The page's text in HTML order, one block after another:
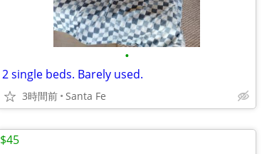
•
2 single beds. Barely used.
3時間前 Santa Fe
$45